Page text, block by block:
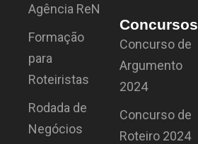
Agência ReN
Formação
para
Roteiristas
Rodada de
Negócios
Concursos
Concurso de
Argumento
2024
Concurso de
Roteiro 2024